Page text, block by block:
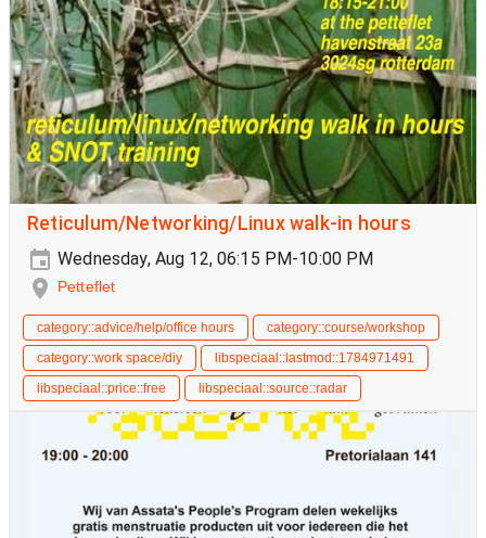
Reticulum/Networking/Linux walk-in hours
Wednesday, Aug 12, 06:15 PM-10:00 PM
Petteflet
category::advice/help/office hours
category::course/workshop
category::work space/diy
libspeciaal::lastmod::1784971491
libspeciaal::price::free
libspeciaal::source::radar